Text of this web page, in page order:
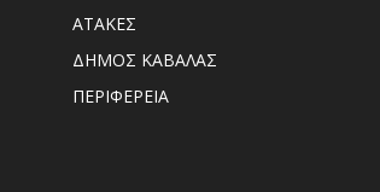
ΑΤΑΚΕΣ
ΔΗΜΟΣ ΚΑΒΑΛΑΣ
ΠΕΡΙΦΕΡΕΙΑ